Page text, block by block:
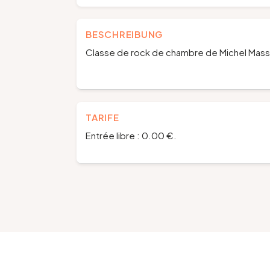
BESCHREIBUNG
Classe de rock de chambre de Michel
TARIFE
Entrée libre : 0.00 €.